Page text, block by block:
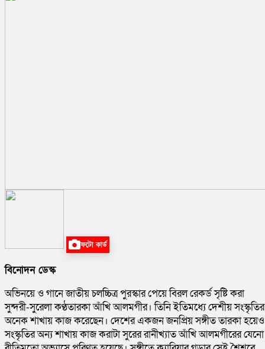
ফটো কার্ড
বিনোদন ডেস্ক
অভিনয়ে ও গানে জাতীয় চলচ্চিত্র পুরস্কার পেয়ে বিরল রেকর্ড সৃষ্টি করা
সুন্দরী-সুরেলা কণ্ঠতারকা আঁখি আলমগীর। তিনি ইতিমধ্যে দেশীয় সংস্কৃতির
অনেক শাখায় কাজ করেছেন। দেশের একজন জনপ্রিয় সঙ্গীত তারকা হয়েও
সংস্কৃতির অন্য শাখায় কাজ করাটা সুরের রানীখ্যাত আঁখি আলমগীরের যেনো